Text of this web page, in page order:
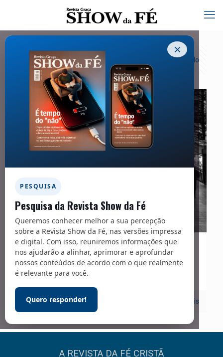
✕
PESQUISA
Pesquisa da Revista Show da Fé
Queremos conhecer melhor a sua percepção
sobre a Revista Show da Fé, nas versões impressa
e digital. Com isso, reuniremos informações que
nos ajudarão a alinhar, aprimorar e aprofundar
nossos conteúdos de acordo com o que realmente
é relevante para você.
Quero responder!
Categorias Tags Exibir tudo
01/06/2020
Falando de História – 251
Leia mais
A REVISTA DA FÉ CRISTÃ